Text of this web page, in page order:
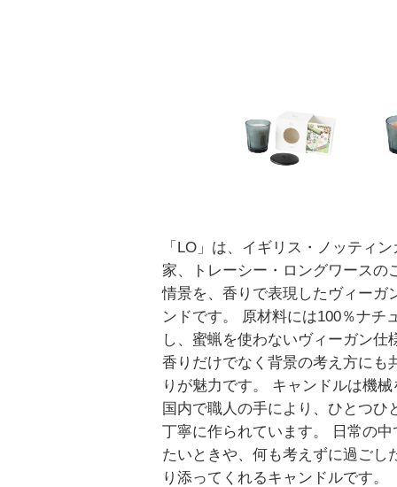
「LO」は、イギリス・ノッティ
家、トレーシー・ロングワースの
情景を、香りで表現したヴィーガ
ンドです。 原材料には100％ナチ
し、蜜蝋を使わないヴィーガン仕
香りだけでなく背景の考え方にも
りが魅力です。 キャンドルは機
国内で職人の手により、ひとつひ
丁寧に作られています。 日常の
たいときや、何も考えずに過ごし
り添ってくれるキャンドルです。